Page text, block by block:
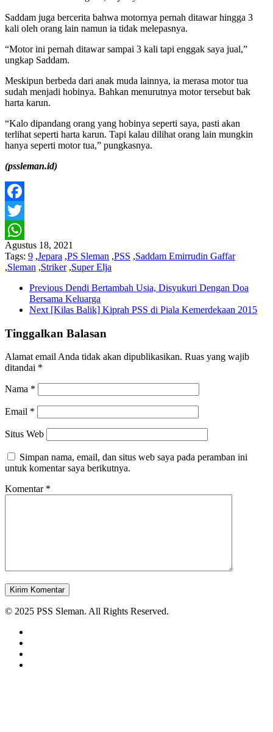
Saddam juga bercerita bahwa motornya pernah ditawar hingga 3
kali oleh orang lain namun ia tidak melepasnya.
“Motor ini pernah ditawar sampai 3 kali tapi enggak saya jual,”
ungkap Saddam.
Meskipun berbeda dari anak muda lainnya, ia merasa motor tua
sudah menjadi hobinya. Bahkan menurutnya motor tersebut bak
harta karun.
“Kalo dipandang orang yang hobinya seperti saya, pasti akan
terlihat seperti harta karun. Tapi kalau dilihat orang lain mungkin
hanya seperti motor tua,” pungkasnya.
(pssleman.id)
Facebook
Twitter
WhatsApp
Agustus 18, 2021
Tags: 9 ,Jepara ,PS Sleman ,PSS ,Saddam Emirrudin Gaffar
,Sleman ,Striker,Super Elja
Previous Dendi Bertambah Usia, Disyukuri Dengan Doa
Bersama Keluarga
Next [Kilas Balik] Kiprah PSS di Piala Kemerdekaan 2015
Tinggalkan Balasan
Alamat email Anda tidak akan dipublikasikan. Ruas yang wajib
ditandai *
Nama *
Email *
Situs Web
Simpan nama, email, dan situs web saya pada peramban ini
untuk komentar saya berikutnya.
Komentar *
© 2025 PSS Sleman. All Rights Reserved.